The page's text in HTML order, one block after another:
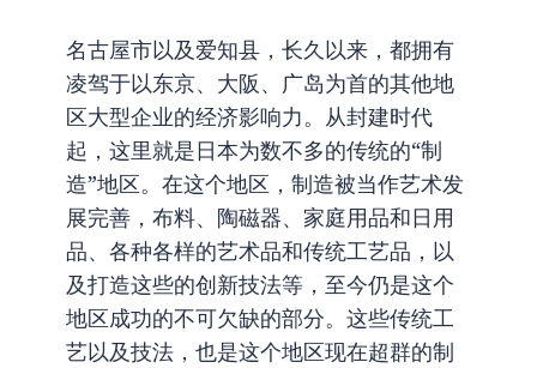
名古屋市以及爱知县，长久以来，都拥有
凌驾于以东京、大阪、广岛为首的其他地
区大型企业的经济影响力。从封建时代
起，这里就是日本为数不多的传统的“制
造”地区。在这个地区，制造被当作艺术发
展完善，布料、陶磁器、家庭用品和日用
品、各种各样的艺术品和传统工艺品，以
及打造这些的创新技法等，至今仍是这个
地区成功的不可欠缺的部分。这些传统工
艺以及技法，也是这个地区现在超群的制